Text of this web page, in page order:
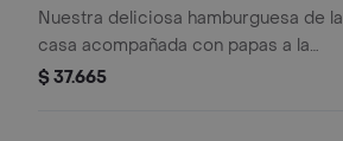
Nuestra deliciosa hamburguesa de la
casa acompañada con papas a la
francesa y gaseosa 400ml
$ 37.665